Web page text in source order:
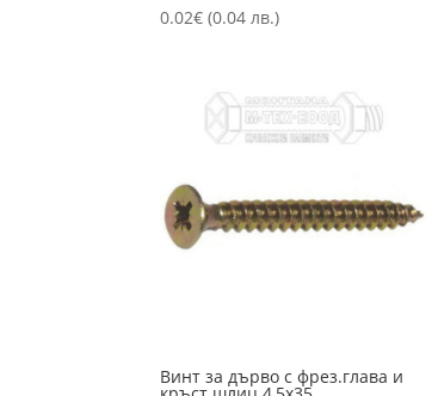
0.02€ (0.04 лв.)
Винт за дърво с фрез.глава и